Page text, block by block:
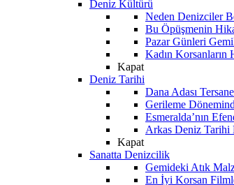
Deniz Kültürü
Neden Denizciler
Bu Öpüşmenin
Pazar Günleri
Kadın Korsanların
Kapat
Deniz Tarihi
Dana Adası
Gerileme
Esmeralda’nın
Arkas Deniz Tarihi
Kapat
Sanatta Denizcilik
Gemideki Atık
En İyi Korsan